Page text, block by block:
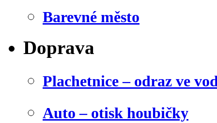
Barevné město
Doprava
Plachetnice – odraz ve
Auto – otisk houbičky